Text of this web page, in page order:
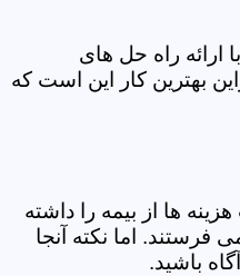
ارائه راه حل های
بهترین کار این است که
ها از بیمه را داشته
اما نکته آنجا
باشید.